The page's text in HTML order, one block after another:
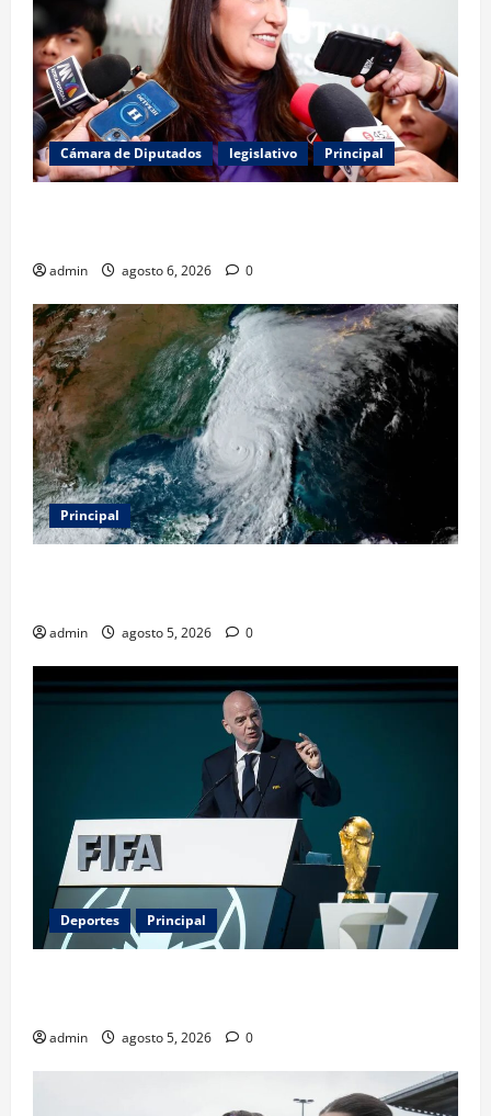
Cámara de Diputados legislativo Principal
admin agosto 6, 2026 0
Principal
admin agosto 5, 2026 0
Deportes Principal
admin agosto 5, 2026 0